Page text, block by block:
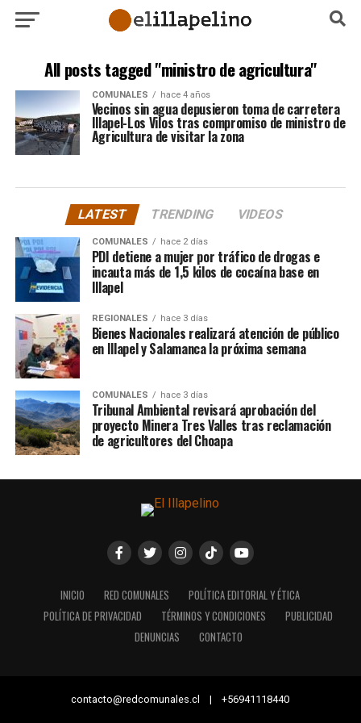
All posts tagged "ministro de agricultura"
COMUNALES hace 4 años
Vecinos sin agua depusieron toma de carretera
Illapel-Los Vilos tras compromiso de ministro de
Agricultura de visitar la zona
LATEST TRENDING VIDEOS
COMUNALES hace 2 días
PDI detiene a mujer por tráfico de drogas e
incauta más de 1,5 kilos de cocaína base en
Illapel
REGIONALES hace 3 días
Bienes Nacionales realizará atención de público
en Illapel y Salamanca la próxima semana
COMUNALES hace 3 días
Tribunal Ambiental revisará aprobación del
proyecto Minera Tres Valles tras reclamación
de agricultores del Choapa
INICIO RED COMUNALES
POLÍTICA EDITORIAL Y ÉTICA
POLÍTICA DE PRIVACIDAD
TÉRMINOS Y CONDICIONES
PUBLICIDAD
DENUNCIAS
CONTACTO
contacto@redcomunales.cl | +56941118440